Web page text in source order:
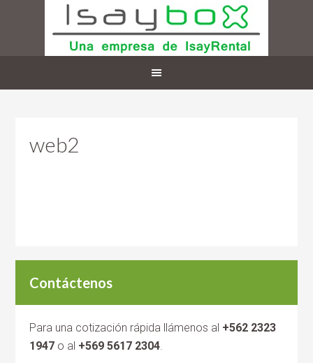
web2
Contáctenos
Para una cotización rápida llámenos al +562 2323
1947 o al +569 5617 2304.